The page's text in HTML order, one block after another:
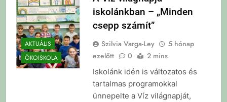
AKTUÁLIS
ÖKOISKOLA
iskolánkban – „Minden
csepp számít”
Szilvia Varga-Ley
5 hónap
ezelőtt
0 2 mins
Iskolánk idén is változatos és
tartalmas programokkal
ünnepelte a Víz világnapját,